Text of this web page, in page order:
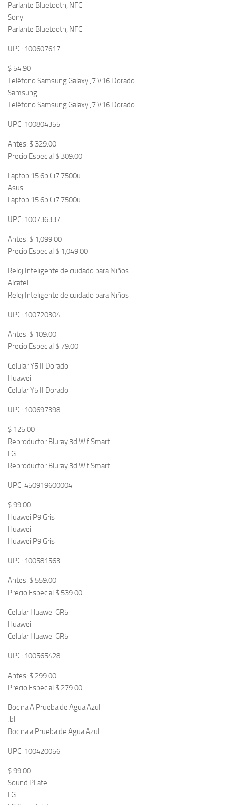
Parlante Bluetooth, NFC
Sony
Parlante Bluetooth, NFC
UPC: 100607617
$ 54.90
Teléfono Samsung Galaxy J7 V16 Dorado
Samsung
Teléfono Samsung Galaxy J7 V16 Dorado
UPC: 100804355
Antes: $ 329.00
Precio Especial $ 309.00
Laptop 15.6p Ci7 7500u
Asus
Laptop 15.6p Ci7 7500u
UPC: 100736337
Antes: $ 1,099.00
Precio Especial $ 1,049.00
Reloj Inteligente de cuidado para Niños
Alcatel
Reloj Inteligente de cuidado para Niños
UPC: 100720304
Antes: $ 109.00
Precio Especial $ 79.00
Celular Y5 II Dorado
Huawei
Celular Y5 II Dorado
UPC: 100697398
$ 125.00
Reproductor Bluray 3d Wif Smart
LG
Reproductor Bluray 3d Wif Smart
UPC: 450919600004
$ 99.00
Huawei P9 Gris
Huawei
Huawei P9 Gris
UPC: 100581563
Antes: $ 559.00
Precio Especial $ 539.00
Celular Huawei GR5
Huawei
Celular Huawei GR5
UPC: 100565428
Antes: $ 299.00
Precio Especial $ 279.00
Bocina A Prueba de Agua Azul
Jbl
Bocina a Prueba de Agua Azul
UPC: 100420056
$ 99.00
Sound PLate
LG